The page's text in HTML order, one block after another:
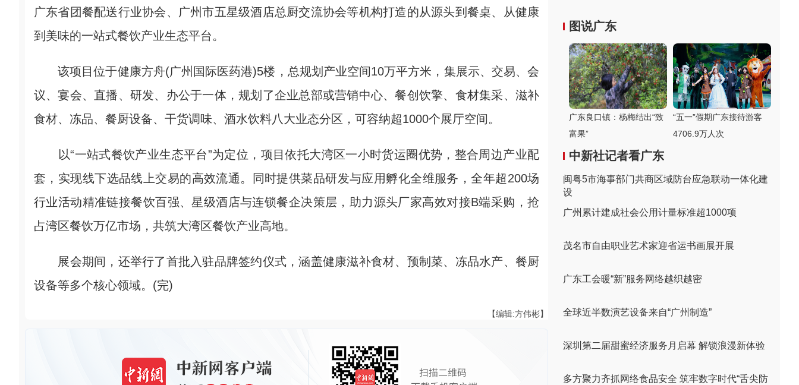
广东省团餐配送行业协会、广州市五星级酒店总厨交流协会等机构打造的从源头到餐桌、从健康
到美味的一站式餐饮产业生态平台。
该项目位于健康方舟(广州国际医药港)5楼，总规划产业空间10万平方米，集展示、交易、会
议、宴会、直播、研发、办公于一体，规划了企业总部或营销中心、餐创饮擎、食材集采、滋补
食材、冻品、餐厨设备、干货调味、酒水饮料八大业态分区，可容纳超1000个展厅空间。
以“一站式餐饮产业生态平台”为定位，项目依托大湾区一小时货运圈优势，整合周边产业配
套，实现线下选品线上交易的高效流通。同时提供菜品研发与应用孵化全维服务，全年超200场
行业活动精准链接餐饮百强、星级酒店与连锁餐企决策层，助力源头厂家高效对接B端采购，抢
占湾区餐饮万亿市场，共筑大湾区餐饮产业高地。
展会期间，还举行了首批入驻品牌签约仪式，涵盖健康滋补食材、预制菜、冻品水产、餐厨
设备等多个核心领域。(完)
【编辑:方伟彬】
图说广东
广东良口镇：杨梅结出“致
富果”
“五一”假期广东接待游客
4706.9万人次
中新社记者看广东
闽粤5市海事部门共商区域防台应急联动一体化建
设
广州累计建成社会公用计量标准超1000项
茂名市自由职业艺术家迎省运书画展开展
广东工会暖“新”服务网络越织越密
全球近半数演艺设备来自“广州制造”
深圳第二届甜蜜经济服务月启幕 解锁浪漫新体验
多方聚力齐抓网络食品安全 筑牢数字时代“舌尖防